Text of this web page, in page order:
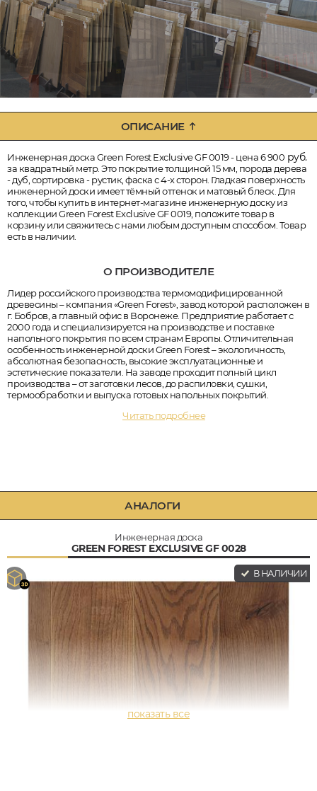
ОПИСАНИЕ
Инженерная доска Green Forest Exclusive GF 0019 - цена 6 900 руб.
за квадратный метр. Это покрытие толщиной 15 мм, порода дерева
- дуб, сортировка - рустик, фаска с 4-х сторон. Гладкая поверхность
инженерной доски имеет тёмный оттенок и матовый блеск. Для
того, чтобы купить в интернет-магазине инженерную доску из
коллекции Green Forest Exclusive GF 0019, положите товар в
корзину или свяжитесь с нами любым доступным способом. Товар
есть в наличии.
О ПРОИЗВОДИТЕЛЕ
Лидер российского производства термомодифицированной
древесины – компания «Green Forest», завод которой расположен в
г. Бобров, а главный офис в Воронеже. Предприятие работает с
2000 года и специализируется на производстве и поставке
напольного покрытия по всем странам Европы. Отличительная
особенность инженерной доски Green Forest – экологичность,
абсолютная безопасность, высокие эксплуатационные и
эстетические показатели. На заводе проходит полный цикл
производства – от заготовки лесов, до распиловки, сушки,
термообработки и выпуска готовых напольных покрытий.
Читать подробнее
АНАЛОГИ
Инженерная доска
GREEN FOREST EXCLUSIVE GF 0028
В НАЛИЧИИ